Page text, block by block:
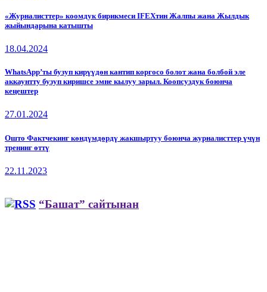
«Журналисттер» коомдук бирикмеси IFEXтин Жалпы жана Жылдык
жыйындарына катышты
18.04.2024
WhatsApp’ты бузуп кирүүдөн кантип коргосо болот жана болбой эле
аккаунтту бузуп киришсе эмне кылуу зарыл. Коопсуздук боюнча
кеңештер
27.01.2024
Ошто Фактчекинг көндүмдөрдү жакшыртуу боюнча журналисттер үчүн
тренинг өттү
22.11.2023
“Башат” сайтынан